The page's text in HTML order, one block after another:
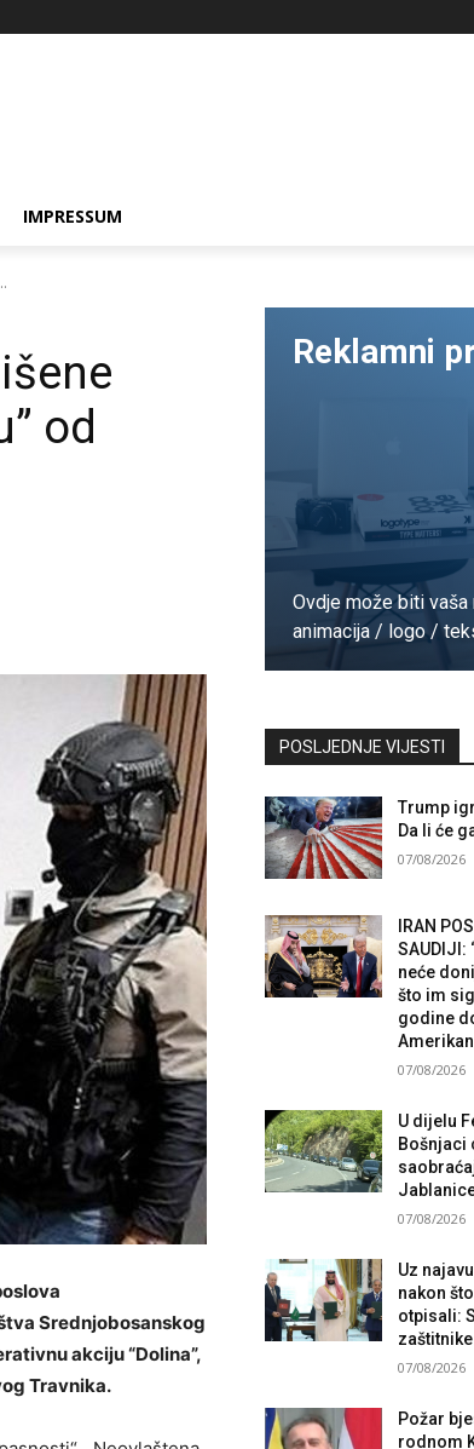
IMPRESSUM
od
Srednjobosanskog
akciju “Dolina”,
Travnika.
Reklamni
Ovdje može biti vaša
animacija / logo /
POSLJEDNJE VIJESTI
Trump
Da li će
07/08/2026
IRAN
neće
što im
godine
07/08/2026
U dijelu
Bošnjaci
07/08/2026
Uz
nakon
otpisali:
zaštitnike
07/08/2026
Požar
rodnom